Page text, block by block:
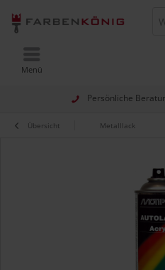
Persönliche
Menü
Übersicht Metalllack